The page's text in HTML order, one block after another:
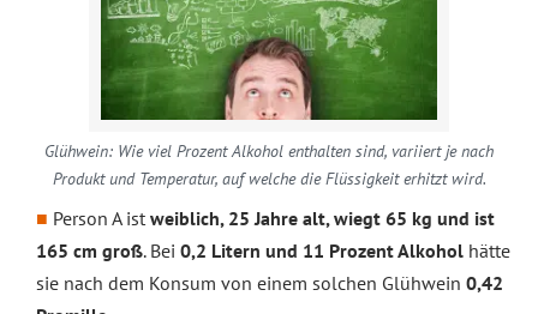
Glühwein: Wie viel Prozent Alkohol enthalten sind, variiert je nach
Produkt und Temperatur, auf welche die Flüssigkeit erhitzt wird.
Person A ist weiblich, 25 Jahre alt, wiegt 65 kg und ist
165 cm groß. Bei 0,2 Litern und 11 Prozent Alkohol hätte
sie nach dem Konsum von einem solchen Glühwein 0,42